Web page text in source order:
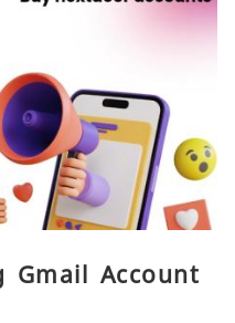
Gmail Account